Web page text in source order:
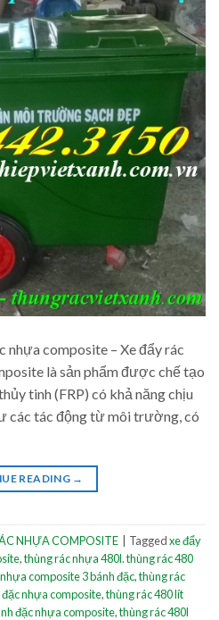
nhựa composite – Xe đẩy rác
là sản phẩm được chế tạo
tinh (FRP) có khả năng chịu
các tác động từ môi trường, có
READING →
NHỰA COMPOSITE Taggedxe đẩy
,thùng rác nhựa 480l. thùng rác 480
composite 3 bánh đặc,thùng rác
nhựa composite,thùng rác 480 lít
đặc nhựa composite,thùng rác 480l